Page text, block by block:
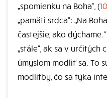
„spomienku na Boha“, (
„pamäti srdca“: „Na
častejšie, ako
„stále“, ak sa v určitých
úmyslom modliť sa. To
modlitby, čo sa týka